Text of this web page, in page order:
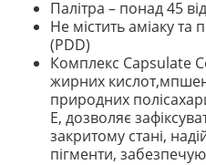
Палітра – понад 45
Не містить аміаку та
(PDD)
Комплекс Capsulate
жирних
природних
Е, дозволяє
закритому стані,
пігменти,